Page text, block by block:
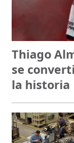
Thiago
se
la historia